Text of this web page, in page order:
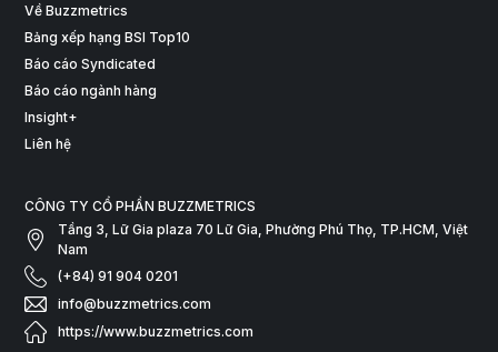
Về Buzzmetrics
Bảng xếp hạng BSI Top10
Báo cáo Syndicated
Báo cáo ngành hàng
Insight+
Liên hệ
CÔNG TY CỔ PHẦN BUZZMETRICS
Tầng 3, Lữ Gia plaza 70 Lữ Gia, Phường Phú Thọ, TP.HCM, Việt
Nam
(+84) 91 904 0201
info@buzzmetrics.com
https://www.buzzmetrics.com